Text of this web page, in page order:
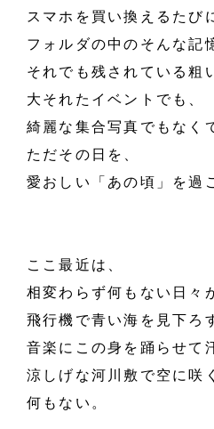
スマホを買い換えるたび
フォルダの中のそんな記
それでも残されている粗
大それたイベントでも、
綺麗な集合写真でもなく
ただその日を、
愛おしい「あの頃」を過
ここ最近は、
相変わらず何もない日々
飛行機で青い海を見下ろ
音楽にこの身を踊らせて
涼しげな河川敷で空に咲
何もない。